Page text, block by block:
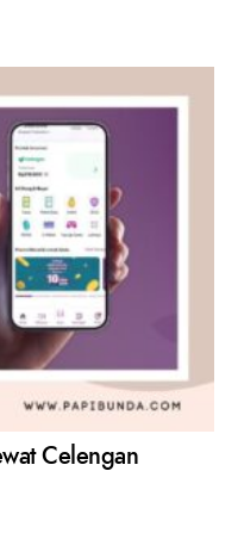
Celengan